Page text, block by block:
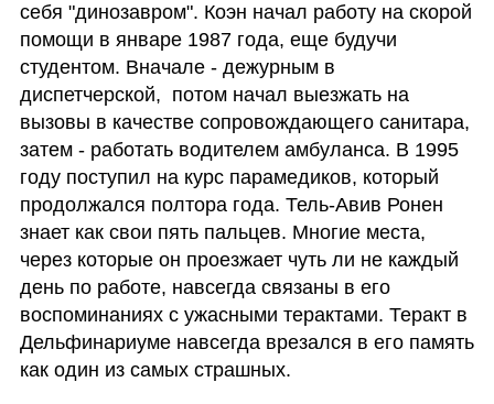
себя "динозавром". Коэн начал работу на скорой
помощи в январе 1987 года, еще будучи
студентом. Вначале - дежурным в
диспетчерской,  потом начал выезжать на
вызовы в качестве сопровождающего санитара,
затем - работать водителем амбуланса. В 1995
году поступил на курс парамедиков, который
продолжался полтора года. Тель-Авив Ронен
знает как свои пять пальцев. Многие места,
через которые он проезжает чуть ли не каждый
день по работе, навсегда связаны в его
воспоминаниях с ужасными терактами. Теракт в
Дельфинариуме навсегда врезался в его память
как один из самых страшных.